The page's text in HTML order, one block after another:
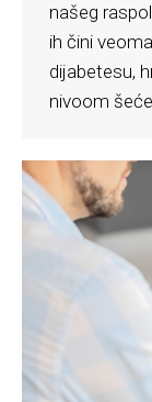
našeg
ih čini
dijabetesu,
nivoom